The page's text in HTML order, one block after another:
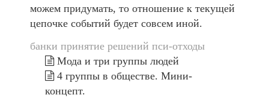
можем придумать, то отношение к текущей
цепочке событий будет совсем иной.
банки принятие решений пси-отходы
Мода и три группы людей
4 группы в обществе. Мини-
концепт.